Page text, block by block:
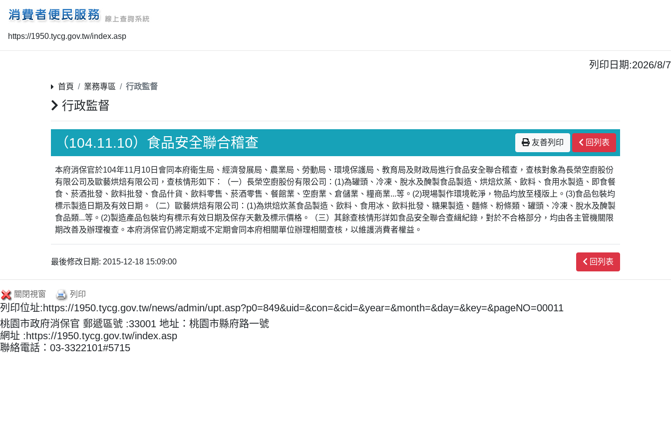
https://1950.tycg.gov.tw/index.asp
列印日期:2026/8/7
首頁 業務專區 行政監督
行政監督
（104.11.10）食品安全聯合稽查 友善列印 回列表
本府消保官於104年11月10日會同本府衛生局、經濟發展局、農業局、勞動局、環境保護局、教育局及財政局進行食品安全聯合稽查，查核對象為長榮空廚股份
有限公司及歐藝烘焙有限公司，查核情形如下：（一）長榮空廚股份有限公司：(1)為罐頭、冷凍、脫水及醃製食品製造、烘焙炊蒸、飲料、食用水製造、即食餐
食、菸酒批發、飲料批發、食品什貨、飲料零售、菸酒零售、餐館業、空廚業、倉儲業、糧商業...等。(2)現場製作環境乾淨，物品均放至棧版上。(3)食品包裝均
標示製造日期及有效日期。（二）歐藝烘焙有限公司：(1)為烘焙炊蒸食品製造、飲料、食用冰、飲料批發、糖果製造、麵條、粉條類、罐頭、冷凍、脫水及醃製
食品類...等。(2)製造產品包裝均有標示有效日期及保存天數及標示價格。（三）其餘查核情形詳如食品安全聯合查緝紀錄，對於不合格部分，均由各主管機關限
期改善及辦理複查。本府消保官仍將定期或不定期會同本府相關單位辦理相關查核，以維護消費者權益。
最後修改日期: 2015-12-18 15:09:00 回列表
關閉視窗 列印
列印位址:https://1950.tycg.gov.tw/news/admin/upt.asp?p0=849&uid=&con=&cid=&year=&month=&day=&key=&pageNO=00011
桃園市政府消保官 郵遞區號 :33001 地址：桃園市縣府路一號
網址 :https://1950.tycg.gov.tw/index.asp
聯絡電話：03-3322101#5715